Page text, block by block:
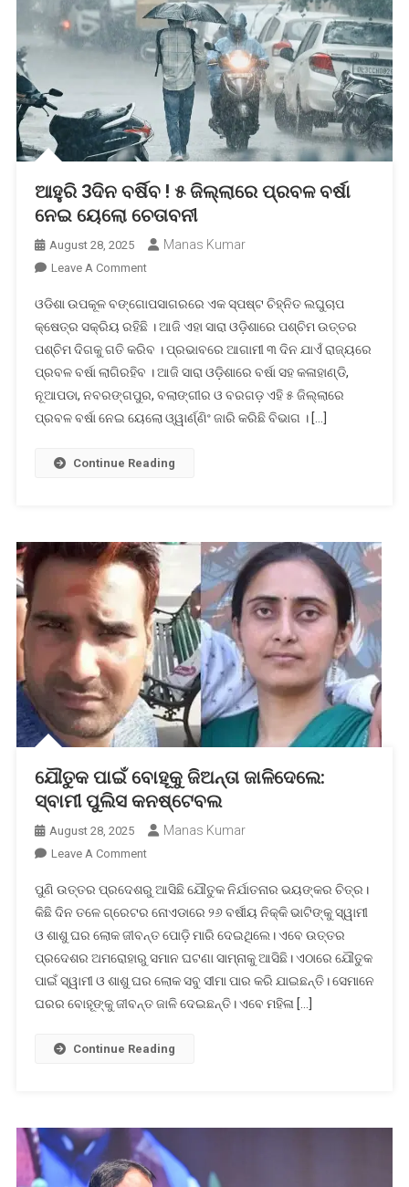
ଆହୁରି 3ଦିନ ବର୍ଷିବ ! ୫ ଜିଲ୍ଲାରେ ପ୍ରବଳ ବର୍ଷା
ନେଇ ୟେଲୋ ଚେତାବନୀ
August 28, 2025 Manas Kumar
Leave A CommentOn
3ଦିନ
ବର୍ଷିବ
!
୫
ଜିଲ୍ଲାରେ
ପ୍ରବଳ
ନେଇ
ଓଡିଶା ଉପକୂଳ ବଙ୍ଗୋପସାଗରରେ ଏକ ସ୍ପଷ୍ଟ ଚିହ୍ନିତ ଲଘୁଚାପ
କ୍ଷେତ୍ର ସକ୍ରିୟ ରହିଛି । ଆଜି ଏହା ସାରା ଓଡ଼ିଶାରେ ପଶ୍ଚିମ ଉତ୍ତର
ପଶ୍ଚିମ ଦିଗକୁ ଗତି କରିବ । ପ୍ରଭାବରେ ଆଗାମୀ ୩ ଦିନ ଯାଏଁ ରାଜ୍ୟରେ
ପ୍ରବଳ ବର୍ଷା ଲାଗିରହିବ । ଆଜି ସାରା ଓଡ଼ିଶାରେ ବର୍ଷା ସହ କଳାହାଣ୍ଡି,
ନୂଆପଡା, ନବରଙ୍ଗପୁର, ବଲାଙ୍ଗୀର ଓ ବରଗଡ଼ ଏହି ୫ ଜିଲ୍ଲାରେ
ପ୍ରବଳ ବର୍ଷା ନେଇ ୟେଲୋ ଓ୍ୱାର୍ଣ୍ଣିଂ ଜାରି କରିଛି ବିଭାଗ । […]
Continue Reading
ଯୌତୁକ ପାଇଁ ବୋହୂକୁ ଜିଅନ୍ତା ଜାଳିଦେଲେ:
ସ୍ବାମୀ ପୁଲିସ କନଷ୍ଟେବଲ
August 28, 2025 Manas Kumar
Leave A CommentOn
ପାଇଁ
ବୋହୂକୁ
ଜିଅନ୍ତା
ଜାଳିଦେଲେ:
ସ୍ବାମୀ
ପୁଲିସ
ପୁଣି ଉତ୍ତର ପ୍ରଦେଶରୁ ଆସିଛି ଯୌତୁକ ନିର୍ଯାତନାର ଭୟଙ୍କର ଚିତ୍ର।
କିଛି ଦିନ ତଳେ ଗ୍ରେଟର ନୋଏଡାରେ ୨୬ ବର୍ଷୀୟ ନିକ୍କି ଭାଟିଙ୍କୁ ସ୍ୱାମୀ
ଓ ଶାଶୁ ଘର ଲୋକ ଜୀବନ୍ତ ପୋଡ଼ି ମାରି ଦେଇଥିଲେ। ଏବେ ଉତ୍ତର
ପ୍ରଦେଶର ଅମରୋହାରୁ ସମାନ ଘଟଣା ସାମ୍ନାକୁ ଆସିଛି। ଏଠାରେ ଯୌତୁକ
ପାଇଁ ସ୍ୱାମୀ ଓ ଶାଶୁ ଘର ଲୋକ ସବୁ ସୀମା ପାର କରି ଯାଇଛନ୍ତି। ସେମାନେ
ଘରର ବୋହୂଙ୍କୁ ଜୀବନ୍ତ ଜାଳି ଦେଇଛନ୍ତି। ଏବେ ମହିଳା […]
Continue Reading